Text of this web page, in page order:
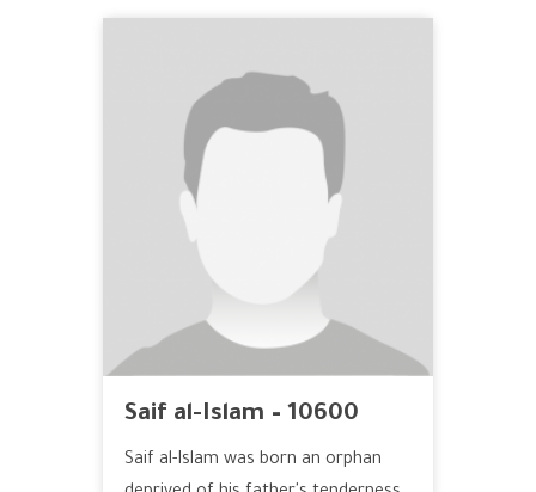
Saif al-Islam – 10600
Saif al-Islam was born an orphan